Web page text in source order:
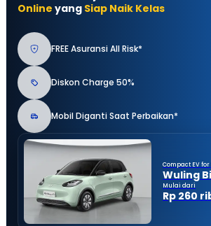
Online yang Siap Naik Kelas
FREE Asuransi All Risk*
Diskon Charge 50%
Mobil Diganti Saat Perbaikan*
Compact EV
Wuling
Mulai dari
Rp 260